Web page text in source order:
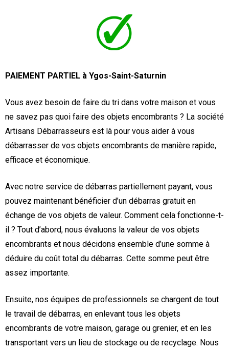
PAIEMENT PARTIEL à Ygos-Saint-Saturnin
Vous avez besoin de faire du tri dans votre maison et vous
ne savez pas quoi faire des objets encombrants ? La société
Artisans Débarrasseurs est là pour vous aider à vous
débarrasser de vos objets encombrants de manière rapide,
efficace et économique.
Avec notre service de débarras partiellement payant, vous
pouvez maintenant bénéficier d’un débarras gratuit en
échange de vos objets de valeur. Comment cela fonctionne-t-
il ? Tout d’abord, nous évaluons la valeur de vos objets
encombrants et nous décidons ensemble d’une somme à
déduire du coût total du débarras. Cette somme peut être
assez importante.
Ensuite, nos équipes de professionnels se chargent de tout
le travail de débarras, en enlevant tous les objets
encombrants de votre maison, garage ou grenier, et en les
transportant vers un lieu de stockage ou de recyclage. Nous